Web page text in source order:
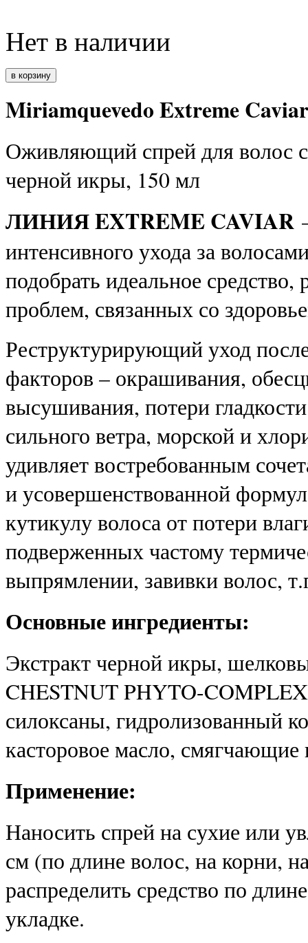
Нет в наличии
Miriamquevedo Extreme
Оживляющий спрей для волос
черной икры, 150 мл
ЛИНИЯ EXTREME CAVIAR
интенсивного ухода за
подобрать идеальное
проблем, связанных со
Реструктурирующий уход
факторов – окрашивания,
высушивания, потери
сильного ветра, морской и
удивляет востребованным
и усовершенствованной
кутикулу волоса от потери
подверженных частому
выпрямлении, завивки волос,
Основные ингредиенты:
Экстракт черной икры,
CHESTNUT PHYTO-
силоксаны, гидролизованный
касторовое масло,
Применение:
Наносить спрей на сухие или
см (по длине волос, на корни,
распределить средство по
укладке.